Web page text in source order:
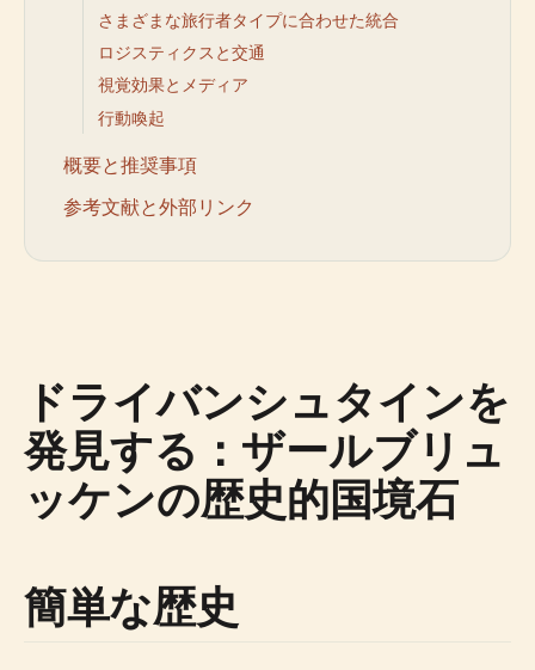
さまざまな旅行者タイプに合わせた統合
ロジスティクスと交通
視覚効果とメディア
行動喚起
概要と推奨事項
参考文献と外部リンク
ドライバンシュタインを
発見する：ザールブリュ
ッケンの歴史的国境石
簡単な歴史